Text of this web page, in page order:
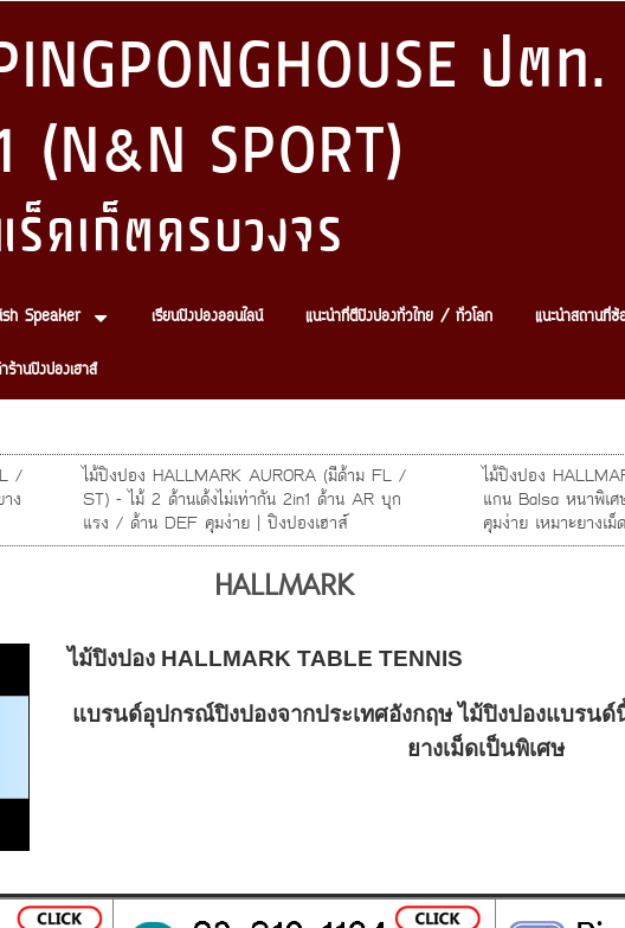
ปตท
SPORT)
คเก็ตครบวงจร
Speaker เรียนปิงปองออนไลน์ แนะนำที่ตีปิงปองทั่วไทย / ทั่วโลก แนะนำสถานที่
ร้านปิงปองเฮาส์
/
ง
ไม้ปิงปอง HALLMARK AURORA (มีด้าม FL /
ST) - ไม้ 2 ด้านเด้งไม่เท่ากัน 2in1 ด้าน AR บุก
แรง / ด้าน DEF คุมง่าย | ปิงปองเฮาส์
ไม้ปิงปอง
แกน Balsa หนาพิเ
คุมง่าย เหมาะยางเ
HALLMARK
ไม้ปิงปอง HALLMARK TABLE TENNIS
แบรนด์อุปกรณ์ปิงปองจากประเทศอังกฤษ ไม้ปิงปองแบรนด์
ยางเม็ดเป็นพิเศษ